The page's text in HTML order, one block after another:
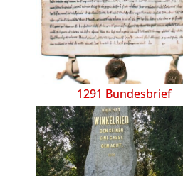
1291 Bundesbrief